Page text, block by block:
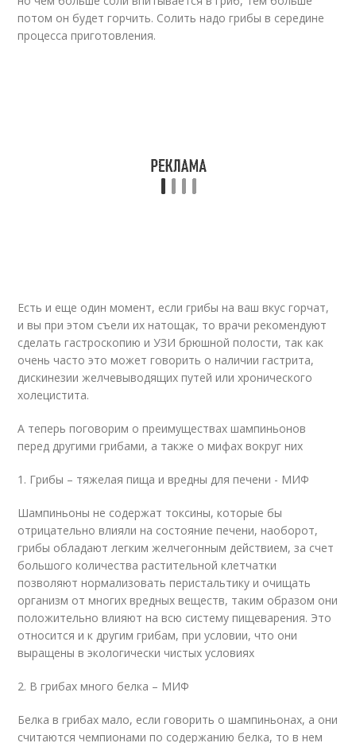
потом он будет горчить. Солить надо грибы в середине
процесса приготовления.
Есть и еще один момент, если грибы на ваш вкус горчат,
и вы при этом съели их натощак, то врачи рекомендуют
сделать гастроскопию и УЗИ брюшной полости, так как
очень часто это может говорить о наличии гастрита,
дискинезии желчевыводящих путей или хронического
холецистита.
А теперь поговорим о преимуществах шампиньонов
перед другими грибами, а также о мифах вокруг них
1. Грибы – тяжелая пища и вредны для печени - МИФ
Шампиньоны не содержат токсины, которые бы
отрицательно влияли на состояние печени, наоборот,
грибы обладают легким желчегонным действием, за счет
большого количества растительной клетчатки
позволяют нормализовать перистальтику и очищать
организм от многих вредных веществ, таким образом они
положительно влияют на всю систему пищеварения. Это
относится и к другим грибам, при условии, что они
выращены в экологически чистых условиях
2. В грибах много белка – МИФ
Белка в грибах мало, если говорить о шампиньонах, а они
считаются чемпионами по содержанию белка, то в нем